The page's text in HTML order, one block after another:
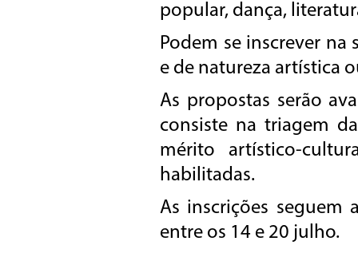
popular, dança,
Podem se inscrever
e de natureza artística
As propostas serão
consiste na triagem
mérito artístico-
habilitadas.
As inscrições seguem
entre os 14 e 20 julho.